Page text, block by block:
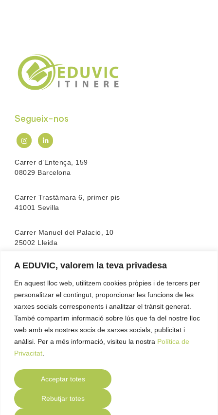
A EDUVIC, valorem la teva privadesa
En aquest lloc web, utilitzem cookies pròpies i de tercers per
personalitzar el contingut, proporcionar les funcions de les
xarxes socials corresponents i analitzar el trànsit generat.
També compartim informació sobre lús que fa del nostre lloc
web amb els nostres socis de xarxes socials, publicitat i
anàlisi. Per a més informació, visiteu la nostra Política de
Privacitat
Acceptar totes
Rebutjar totes
Segueix-nos
Carrer d’Entença, 159
08029 Barcelona
Carrer Trastámara 6, primer pis
41001 Sevilla
Carrer Manuel del Palacio, 10
25002 Lleida
L’escola compta amb l’acreditació de laFEATF
Familiar)
Contacte Política de Privacitat
Cookies
● Avís Legal